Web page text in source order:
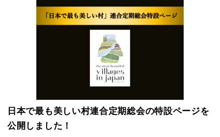
日本で最も美しい村連合定期総会の特設ページを
公開しました！